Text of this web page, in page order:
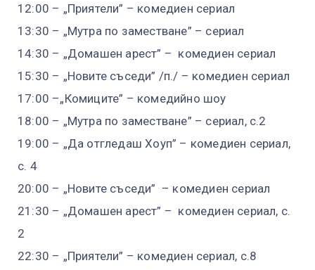
12:00 – „Приятели” – комедиен сериал
13:30 – „Мутра по заместване” – сериал
14:30 – „Домашен арест” – комедиен сериал
15:30 – „Новите съседи” /п./ – комедиен сериал
17:00 –„Комиците” – комедийно шоу
18:00 – „Мутра по заместване” – сериал, с.2
19:00 – „Да отгледаш Хоуп” – комедиен сериал,
с. 4
20:00 – „Новите съседи” – комедиен сериал
21:30 – „Домашен арест” – комедиен сериал, с.
2
22:30 – „Приятели” – комедиен сериал, с.8